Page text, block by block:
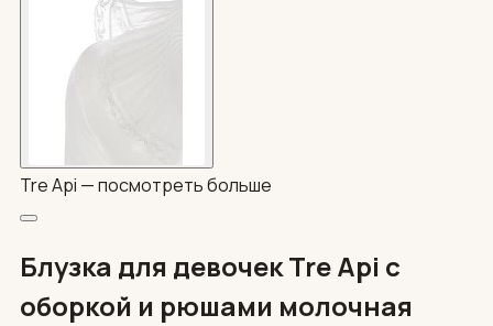
Tre Api —посмотреть больше
Блузка для девочек Tre Api с
оборкой и рюшами молочная